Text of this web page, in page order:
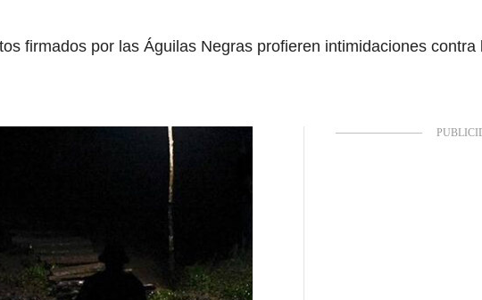
firmados por las Águilas Negras profieren intimidaciones contra